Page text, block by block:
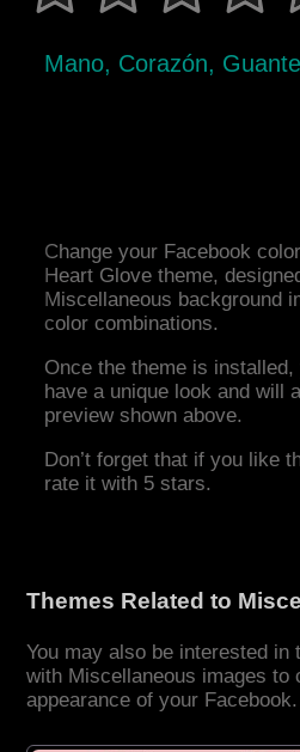
Mano, Corazón,
Change your Facebook
Heart Glove theme,
Miscellaneous background
color combinations.
Once the theme is installed,
have a unique look and will
preview shown above.
Don’t forget that if you like
rate it with 5 stars.
Themes Related to
You may also be interested in
with Miscellaneous images to
appearance of your Facebook.